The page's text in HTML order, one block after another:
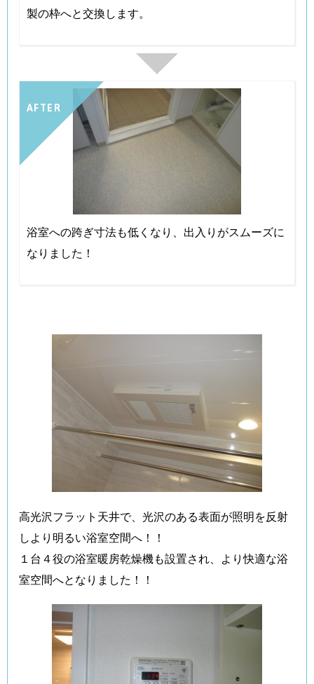
製の枠へと交換します。
AFTER
浴室への跨ぎ寸法も低くなり、出入りがスムーズに
なりました！
高光沢フラット天井で、光沢のある表面が照明を反射
しより明るい浴室空間へ！！
１台４役の浴室暖房乾燥機も設置され、より快適な浴
室空間へとなりました！！